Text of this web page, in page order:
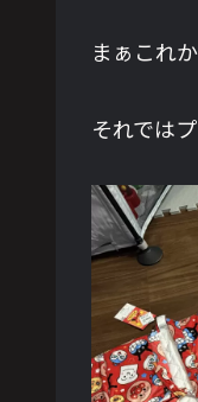
まぁこれ
それでは